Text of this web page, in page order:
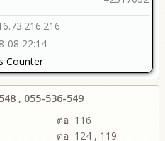
08 22:14
Counter
, 055-536-549
ต่อ 116
ต่อ 124 , 119